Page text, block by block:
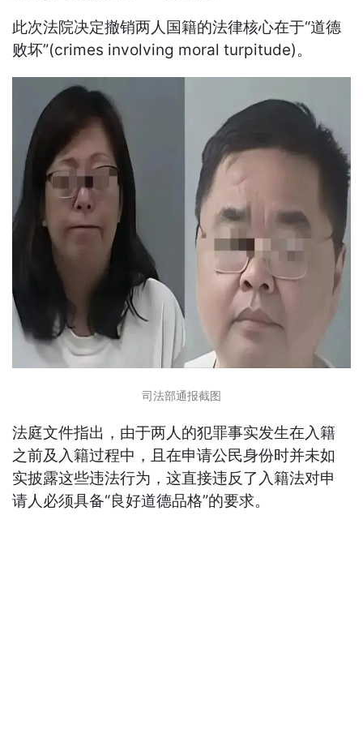
此次法院决定撤销两人国籍的法律核心在于“道德
败坏”(crimes involving moral turpitude)。
司法部通报截图
法庭文件指出，由于两人的犯罪事实发生在入籍
之前及入籍过程中，且在申请公民身份时并未如
实披露这些违法行为，这直接违反了入籍法对申
请人必须具备“良好道德品格”的要求。